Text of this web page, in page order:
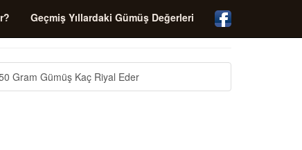
Geçmiş Yıllardaki Gümüş Değerleri
Gram Gümüş Kaç Riyal Eder